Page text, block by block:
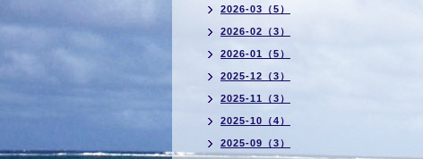
2026-03（5）
2026-02（3）
2026-01（5）
2025-12（3）
2025-11（3）
2025-10（4）
2025-09（3）